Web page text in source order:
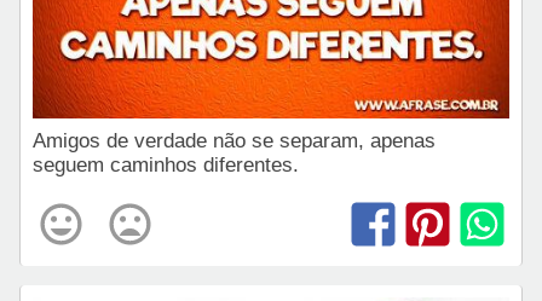
Amigos de verdade não se separam, apenas
seguem caminhos diferentes.